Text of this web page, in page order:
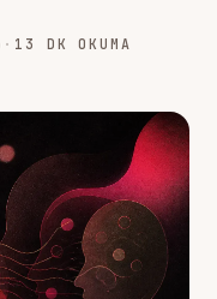
· 13 DK OKUMA